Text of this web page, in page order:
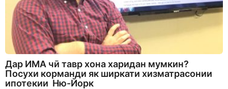
Дар ИМА чӣ тавр хона харидан мумкин?
Посухи корманди як ширкати хизматрасонии
ипотекии Ню-Йорк